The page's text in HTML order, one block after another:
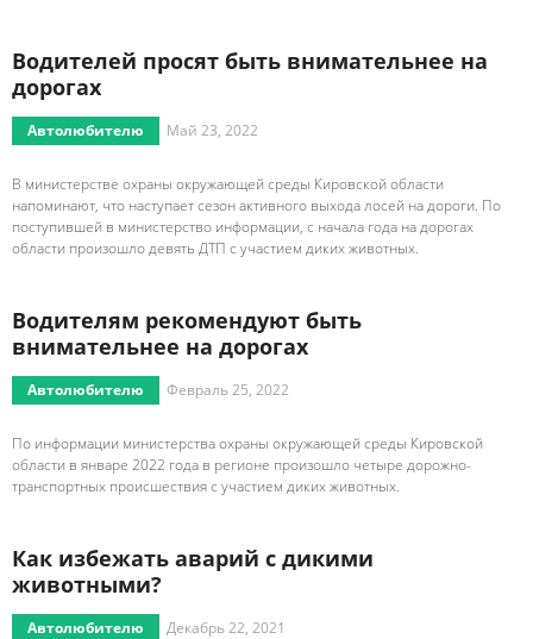
Водителей просят быть внимательнее на
дорогах
Автолюбителю Май 23, 2022
В министерстве охраны окружающей среды Кировской области
напоминают, что наступает сезон активного выхода лосей на дороги. По
поступившей в министерство информации, с начала года на дорогах
области произошло девять ДТП с участием диких животных.
Водителям рекомендуют быть
внимательнее на дорогах
Автолюбителю Февраль 25, 2022
По информации министерства охраны окружающей среды Кировской
области в январе 2022 года в регионе произошло четыре дорожно-
транспортных происшествия с участием диких животных.
Как избежать аварий с дикими
животными?
Автолюбителю Декабрь 22, 2021